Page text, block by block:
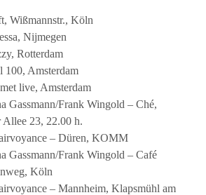
Wißmannstr., Köln
Nijmegen
Rotterdam
100, Amsterdam
live, Amsterdam
Gassmann/Frank Wingold – Ché,
23, 22.00 h.
– Düren, KOMM
Gassmann/Frank Wingold – Café
Köln
– Mannheim, Klapsmühl am